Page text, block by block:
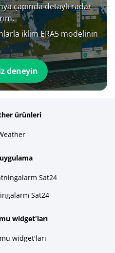
çapında detaylı radar
iklim ERA5 modelinin
deneyin
ürünleri
Sat24
Sat24
widget'ları
widget'ları